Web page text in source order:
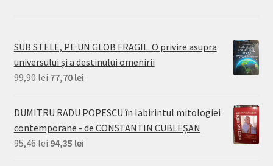
SUB STELE, PE UN GLOB FRAGIL. O privire asupra
universului și a destinului omenirii
99,90lei Prețul
a
99,90 lei.
77,70 leiPrețul
este:
77,70 lei.
DUMITRU RADU POPESCU în labirintul mitologiei
contemporane - de CONSTANTIN CUBLEȘAN
95,46lei Prețul
94,35 leiPrețul